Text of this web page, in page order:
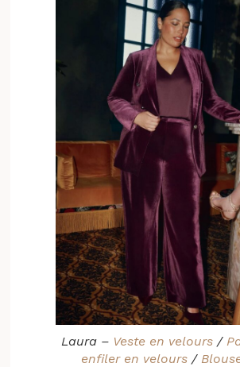
Laura – Veste en velours/
enfiler en velours/